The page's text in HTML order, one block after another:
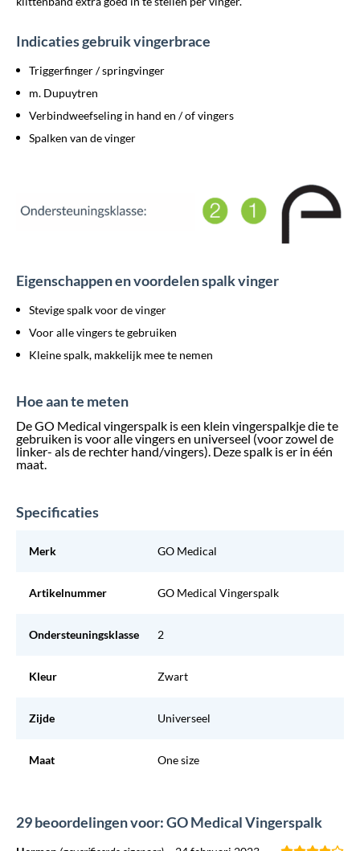
Indicaties gebruik vingerbrace
Triggerfinger / springvinger
m. Dupuytren
Verbindweefseling in hand en / of vingers
Spalken van de vinger
Eigenschappen en voordelen spalk vinger
Stevige spalk voor de vinger
Voor alle vingers te gebruiken
Kleine spalk, makkelijk mee te nemen
Hoe aan te meten
De GO Medical vingerspalk is een klein vingerspalkje die te
gebruiken is voor alle vingers en universeel (voor zowel de
linker- als de rechter hand/vingers). Deze spalk is er in één
maat.
Specificaties
Merk GO Medical
Artikelnummer GO Medical Vingerspalk
Ondersteuningsklasse 2
Kleur Zwart
Zijde Universeel
Maat One size
29 beoordelingen voor: GO Medical Vingerspalk